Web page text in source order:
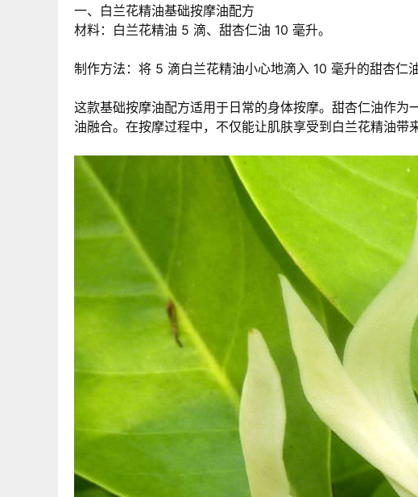
一、白兰花精油基础按摩油配方
材料：白兰花精油 5 滴、甜杏仁油 10 毫升。
制作方法：将 5 滴白兰花精油小心地滴入 10 毫升的甜杏仁
这款基础按摩油配方适用于日常的身体按摩。甜杏仁油作
油融合。在按摩过程中，不仅能让肌肤享受到白兰花精油带